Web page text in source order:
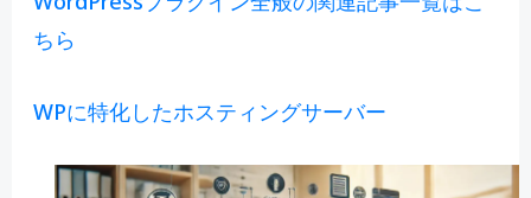
ちら
WPに特化したホスティングサーバー